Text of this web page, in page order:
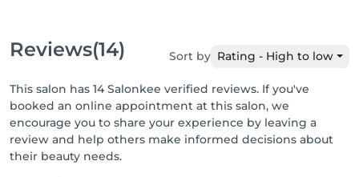
Reviews(14) Sort by Rating - High to low
This salon has 14 Salonkee verified reviews. If you've
booked an online appointment at this salon, we
encourage you to share your experience by leaving a
review and help others make informed decisions about
their beauty needs.